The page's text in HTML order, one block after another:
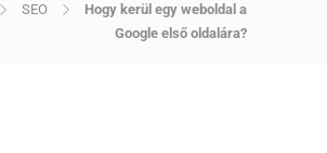
SEO
Hogy kerül egy weboldal a
Google első oldalára?